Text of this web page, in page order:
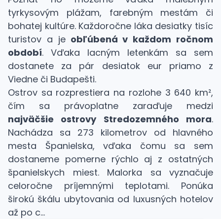
tyrkysovým plážam, farebným mestám či
bohatej kultúre. Každoročne láka desiatky tisíc
turistov a jeobľúbená v každom ročnom
období. Vďaka lacným letenkám sa sem
dostanete za pár desiatok eur priamo z
Viedne či Budapešti.
Ostrov sa rozprestiera na rozlohe 3 640 km²,
čím sa právoplatne zaraďuje medzi
najväčšie ostrovy Stredozemného mora.
Nachádza sa 273 kilometrov od hlavného
mesta Španielska, vďaka čomu sa sem
dostaneme pomerne rýchlo aj z ostatných
španielskych miest. Malorka sa vyznačuje
celoročne príjemnými teplotami. Ponúka
širokú škálu ubytovania od luxusných hotelov
až po c...